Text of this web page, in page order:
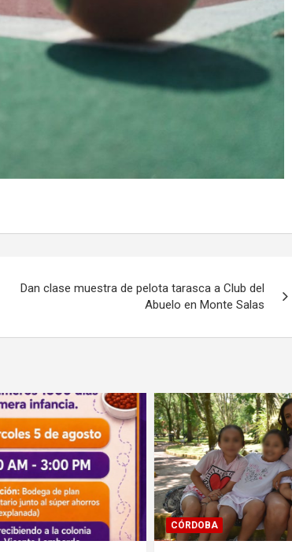
Dan clase muestra de pelota tarasca a Club del
Abuelo en Monte Salas
CÓRDOBA